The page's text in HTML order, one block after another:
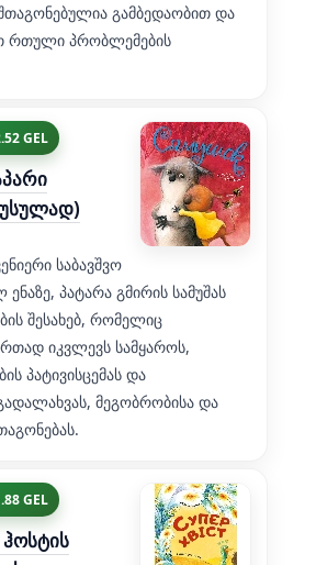
გამბედაობით და
პრობლემების
GEL
საბავშვო
პატარა გმირის სამუშას
შესახებ, რომელიც
იკვლევს სამყაროს,
პატივისცემას და
მეგობრობისა და
GEL
ჰოსტის